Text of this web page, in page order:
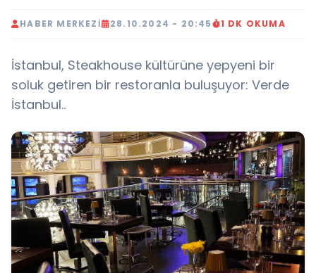
HABER MERKEZI 28.10.2024 - 20:45 1 DK OKUMA
İstanbul, Steakhouse kültürüne yepyeni bir
soluk getiren bir restoranla buluşuyor: Verde
İstanbul..